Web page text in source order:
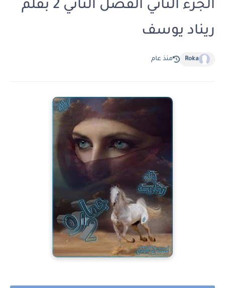
الجزء الثاني الفصل الثاني 2 بقلم
ريناد يوسف
Roka منذ عام